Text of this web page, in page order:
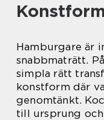
Hamburgare är
snabbmaträtt.
simpla rätt
konstform där
genomtänkt.
till ursprung